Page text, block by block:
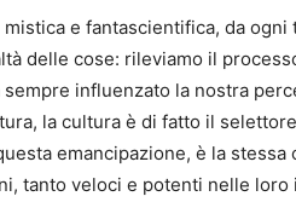
e fantascientifica, da
delle cose: rileviamo il
influenzato la nostra
la cultura è di fatto il
emancipazione, è la
tanto veloci e potenti nelle